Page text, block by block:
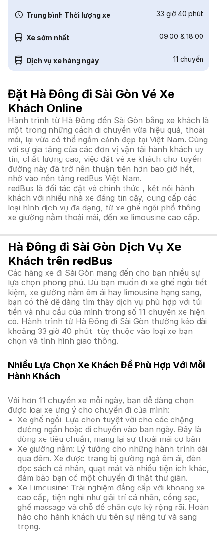
Trung bình Thời lượng xe 33 giờ 40 phút
Xe sớm nhất 09:00 & 18:00
Dịch vụ xe hàng ngày 11 chuyến
Đặt Hà Đông đi Sài Gòn Vé Xe
Khách Online
Hành trình từ Hà Đông đến Sài Gòn bằng xe khách là
một trong những cách di chuyển vừa hiệu quả, thoải
mái, lại vừa có thể ngắm cảnh đẹp tại Việt Nam. Cùng
với sự gia tăng của các đơn vị vận tải hành khách uy
tín, chất lượng cao, việc đặt vé xe khách cho tuyến
đường này đã trở nên thuận tiện hơn bao giờ hết,
nhờ vào nền tảng redBus Việt Nam.
redBus là đối tác đặt vé chính thức , kết nối hành
khách với nhiều nhà xe đáng tin cậy, cung cấp các
loại hình dịch vụ đa dạng, từ xe ghế ngồi phổ thông,
xe giường nằm thoải mái, đến xe limousine cao cấp.
Hà Đông đi Sài Gòn Dịch Vụ Xe
Khách trên redBus
Các hãng xe đi Sài Gòn mang đến cho bạn nhiều sự
lựa chọn phong phú. Dù bạn muốn đi xe ghế ngồi tiết
kiệm, xe giường nằm êm ái hay limousine hạng sang,
bạn có thể dễ dàng tìm thấy dịch vụ phù hợp với túi
tiền và nhu cầu của mình trong số 11 chuyến xe hiện
có. Hành trình từ Hà Đông đi Sài Gòn thường kéo dài
khoảng 33 giờ 40 phút, tùy thuộc vào loại xe bạn
chọn và tình hình giao thông.
Nhiều Lựa Chọn Xe Khách Để Phù Hợp Với Mỗi
Hành Khách
Với hơn 11 chuyến xe mỗi ngày, bạn dễ dàng chọn
được loại xe ưng ý cho chuyến đi của mình:
Xe ghế ngồi: Lựa chọn tuyệt vời cho các chặng
đường ngắn hoặc di chuyển vào ban ngày. Đây là
dòng xe tiêu chuẩn, mang lại sự thoải mái cơ bản.
Xe giường nằm: Lý tưởng cho những hành trình dài
qua đêm. Xe được trang bị giường ngả êm ái, đèn
đọc sách cá nhân, quạt mát và nhiều tiện ích khác,
đảm bảo bạn có một chuyến đi thật thư giãn.
Xe Limousine: Trải nghiệm đẳng cấp với khoang xe
cao cấp, tiện nghi như giải trí cá nhân, cổng sạc,
ghế massage và chỗ để chân cực kỳ rộng rãi. Hoàn
hảo cho hành khách ưu tiên sự riêng tư và sang
trọng.